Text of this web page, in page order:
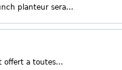
planteur sera...
offert a toutes...